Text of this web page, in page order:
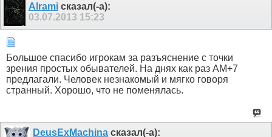
Alramiсказал(-а):
03.07.2013 15:23
Большое спасибо игрокам за разъяснение с точки
зрения простых обывателей. На днях как раз АМ+7
предлагали. Человек незнакомый и мягко говоря
странный. Хорошо, что не поменялась.
DeusExMachina сказал(-а):